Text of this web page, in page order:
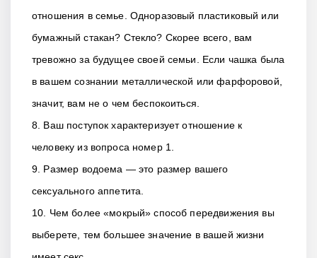
отношения в семье. Одноразовый пластиковый или
бумажный стакан? Стекло? Скорее всего, вам
тревожно за будущее своей семьи. Если чашка была
в вашем сознании металлической или фарфоровой,
значит, вам не о чем беспокоиться.
8. Ваш поступок характеризует отношение к
человеку из вопроса номер 1.
9. Размер водоема — это размер вашего
сексуального аппетита.
10. Чем более «мокрый» способ передвижения вы
выберете, тем большее значение в вашей жизни